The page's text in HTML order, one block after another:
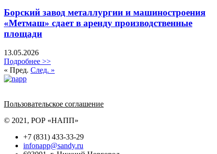
Борский завод металлургии и машиностроения
«Метмаш» сдает в аренду производственные
площади
13.05.2026
Подробнее >>
« Пред. След. »
Пользовательское соглашение
© 2021, РОР «НАПП»
+7 (831) 433-33-29
infonapp@sandy.ru